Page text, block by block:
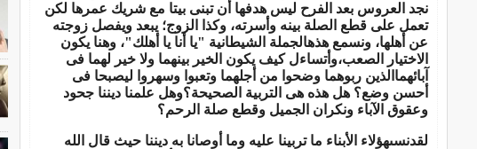
نجد العروس بعد الفرح ليس هدفها أن تبنى بيتا مع شريك عمرها لكن
تعمل على قطع الصلة بينه وأسرته، وكذا الزوج؛ يبعد ويفصل زوجته
عن أهلها، ونسمع هذهالجملة الشيطانية "يا أنا يا أهلك"، وهنا يكون
الاختيار الصعب،وأتساءل كيف يكون الخير بينهما ولا خير لهما فى
آبائهما الذين ربوهما وضحوا من أجلهما وتعبوا وسهر وا ليصبحا فى
أحسن وضع؟ هل هذه هى التربية الصحيحة؟وهل علمنا ديننا جحود
وعقوق الآباء ونكران الجميل وقطع صلة الرحم؟
لقدنسىهؤلاء الأبناء ما تربينا عليه وما أوصانا به ديننا حيث قال الله